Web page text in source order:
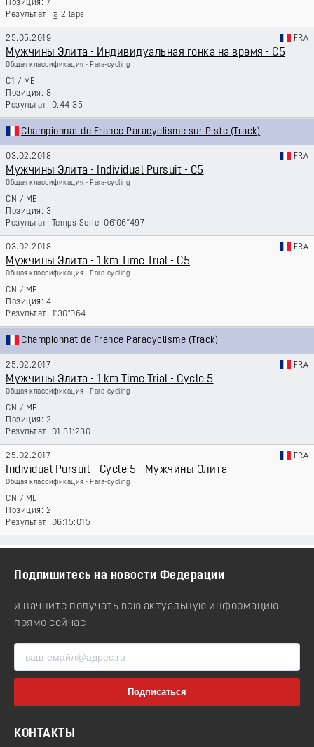
7
@ 2 laps
25.05.2019 FRA
Мужчины Элита - Индивидуальная гонка на время - C5
Общая классификация - Para-cycling
C1 / ME
8
0:44:35
Championnat de France Paracyclisme sur Piste (Track)
03.02.2018 FRA
Мужчины Элита - Individual Pursuit - C5
Общая классификация - Para-cycling
CN / ME
3
Temps Serie: 06'06''497
03.02.2018 FRA
Мужчины Элита - 1 km Time Trial - C5
Общая классификация - Para-cycling
CN / ME
4
1'30"064
Championnat de France Paracyclisme (Track)
25.02.2017 FRA
Мужчины Элита - 1 km Time Trial - Cycle 5
Общая классификация - Para-cycling
CN / ME
2
01:31:230
25.02.2017 FRA
Individual Pursuit - Cycle 5 - Мужчины Элита
Общая классификация - Para-cycling
CN / ME
2
06:15:015
Подпишитесь на новости Федерации
и начните получать всю актуальную информацию
прямо сейчас
КОНТАКТЫ